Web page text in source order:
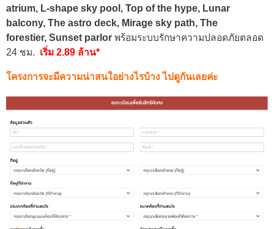
atrium, L-shape sky pool, Top of the hype, Lunar
balcony, The astro deck, Mirage sky path, The
forestier, Sunset parlor พร้อมระบบรักษาความปลอดภัยตลอด
24 ชม. เริ่ม 2.89 ล้าน*
โครงการจะมีความน่าสนใอย่างไรบ้าง ไปดูกันเลยค่ะ